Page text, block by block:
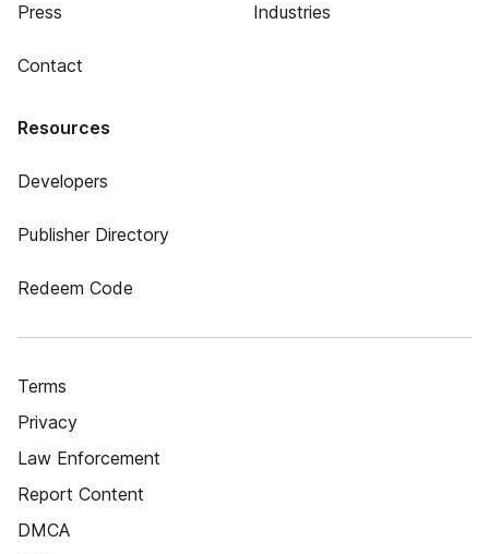
Press
Contact
Industries
Resources
Developers
Publisher Directory
Redeem Code
Terms
Privacy
Law Enforcement
Report Content
DMCA